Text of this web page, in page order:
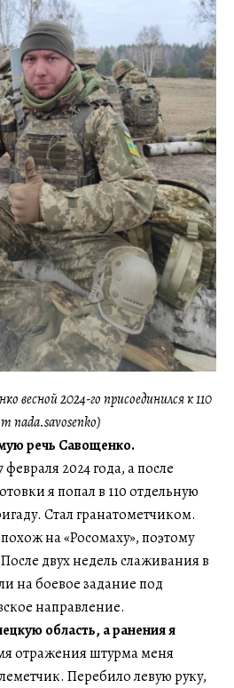
весной 2024-го присоединился к 110
nada.savosenko)
речь Савощенко.
2024 года, а после
я попал в 110 отдельную
Стал гранатометчиком.
на «Росомаху», поэтому
двух недель слаживания в
на боевое задание под
направление.
область, а ранения я
отражения штурма меня
Перебило левую руку,